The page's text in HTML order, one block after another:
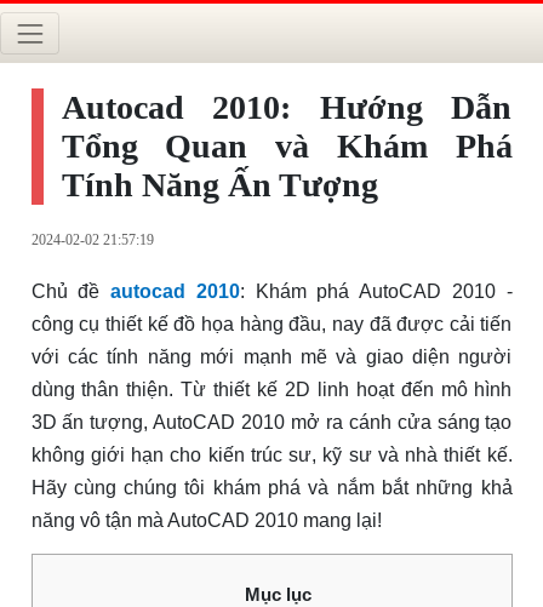
Autocad 2010: Hướng Dẫn
Tổng Quan và Khám Phá
Tính Năng Ấn Tượng
2024-02-02 21:57:19
Chủ đề autocad 2010: Khám phá AutoCAD 2010 -
công cụ thiết kế đồ họa hàng đầu, nay đã được cải tiến
với các tính năng mới mạnh mẽ và giao diện người
dùng thân thiện. Từ thiết kế 2D linh hoạt đến mô hình
3D ấn tượng, AutoCAD 2010 mở ra cánh cửa sáng tạo
không giới hạn cho kiến trúc sư, kỹ sư và nhà thiết kế.
Hãy cùng chúng tôi khám phá và nắm bắt những khả
năng vô tận mà AutoCAD 2010 mang lại!
Mục lục